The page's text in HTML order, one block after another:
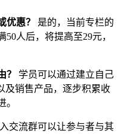
优惠？
是的，当前专栏的
50人后，将提高至29元，
？
学员可以通过建立自己
及销售产品，逐步积累收
。
交流群可以让参与者与其